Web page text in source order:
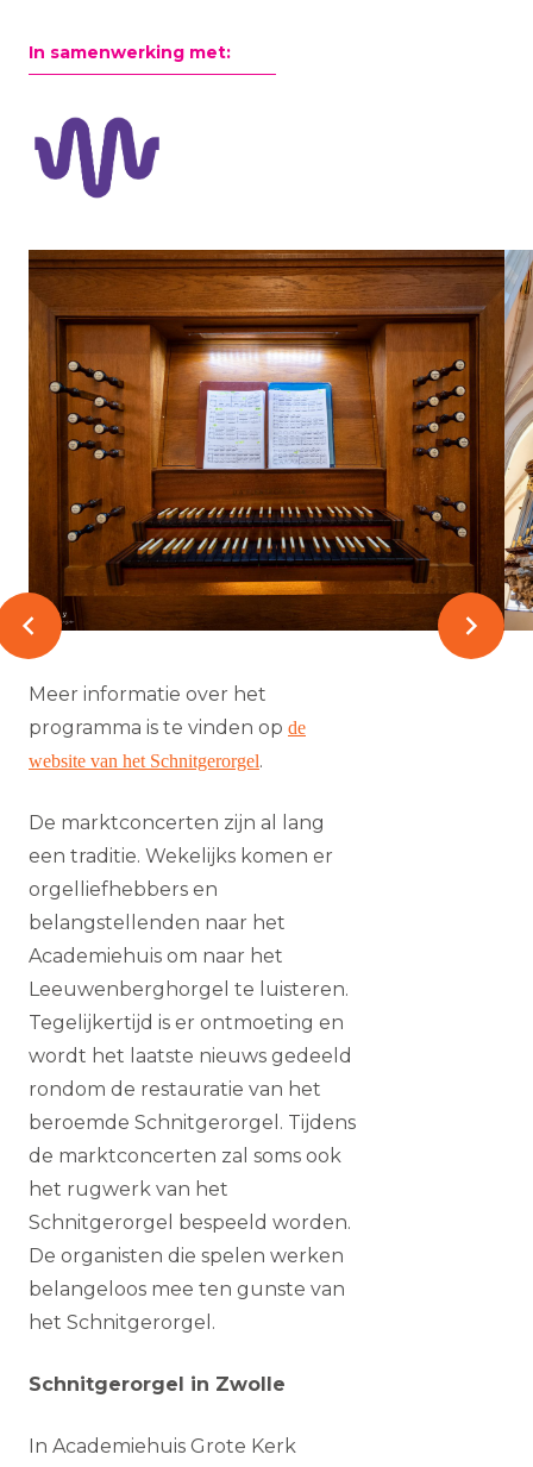
In samenwerking met:
Meer informatie over het
programma is te vinden op de
website van het Schnitgerorgel.
De marktconcerten zijn al lang
een traditie. Wekelijks komen er
orgelliefhebbers en
belangstellenden naar het
Academiehuis om naar het
Leeuwenberghorgel te luisteren.
Tegelijkertijd is er ontmoeting en
wordt het laatste nieuws gedeeld
rondom de restauratie van het
beroemde Schnitgerorgel. Tijdens
de marktconcerten zal soms ook
het rugwerk van het
Schnitgerorgel bespeeld worden.
De organisten die spelen werken
belangeloos mee ten gunste van
het Schnitgerorgel.
Schnitgerorgel in Zwolle
In Academiehuis Grote Kerk